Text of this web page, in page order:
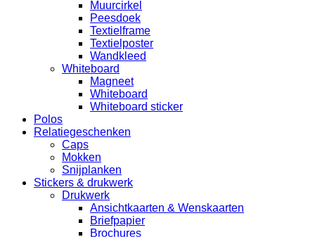
Muurcirkel
Peesdoek
Textielframe
Textielposter
Wandkleed
Whiteboard
Magneet
Whiteboard
Whiteboard sticker
Polos
Relatiegeschenken
Caps
Mokken
Snijplanken
Stickers & drukwerk
Drukwerk
Ansichtkaarten & Wenskaarten
Briefpapier
Brochures